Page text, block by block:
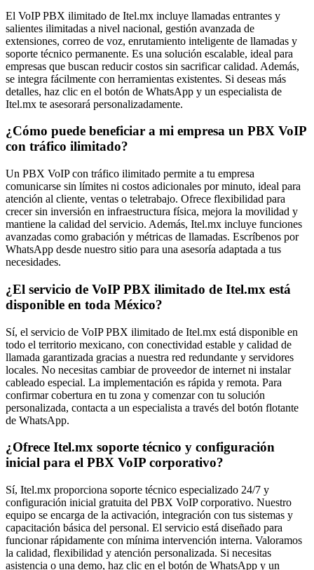
El VoIP PBX ilimitado de Itel.mx incluye llamadas entrantes y
salientes ilimitadas a nivel nacional, gestión avanzada de
extensiones, correo de voz, enrutamiento inteligente de llamadas y
soporte técnico permanente. Es una solución escalable, ideal para
empresas que buscan reducir costos sin sacrificar calidad. Además,
se integra fácilmente con herramientas existentes. Si deseas más
detalles, haz clic en el botón de WhatsApp y un especialista de
Itel.mx te asesorará personalizadamente.
¿Cómo puede beneficiar a mi empresa un PBX VoIP
con tráfico ilimitado?
Un PBX VoIP con tráfico ilimitado permite a tu empresa
comunicarse sin límites ni costos adicionales por minuto, ideal para
atención al cliente, ventas o teletrabajo. Ofrece flexibilidad para
crecer sin inversión en infraestructura física, mejora la movilidad y
mantiene la calidad del servicio. Además, Itel.mx incluye funciones
avanzadas como grabación y métricas de llamadas. Escríbenos por
WhatsApp desde nuestro sitio para una asesoría adaptada a tus
necesidades.
¿El servicio de VoIP PBX ilimitado de Itel.mx está
disponible en toda México?
Sí, el servicio de VoIP PBX ilimitado de Itel.mx está disponible en
todo el territorio mexicano, con conectividad estable y calidad de
llamada garantizada gracias a nuestra red redundante y servidores
locales. No necesitas cambiar de proveedor de internet ni instalar
cableado especial. La implementación es rápida y remota. Para
confirmar cobertura en tu zona y comenzar con tu solución
personalizada, contacta a un especialista a través del botón flotante
de WhatsApp.
¿Ofrece Itel.mx soporte técnico y configuración
inicial para el PBX VoIP corporativo?
Sí, Itel.mx proporciona soporte técnico especializado 24/7 y
configuración inicial gratuita del PBX VoIP corporativo. Nuestro
equipo se encarga de la activación, integración con tus sistemas y
capacitación básica del personal. El servicio está diseñado para
funcionar rápidamente con mínima intervención interna. Valoramos
la calidad, flexibilidad y atención personalizada. Si necesitas
asistencia o una demo, haz clic en el botón de WhatsApp y un